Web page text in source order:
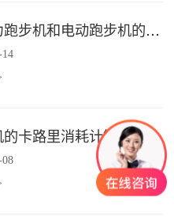
无动力跑步机和电动跑步机的区别是什么？
14
跑步机的卡路里消耗计算准确吗？
08